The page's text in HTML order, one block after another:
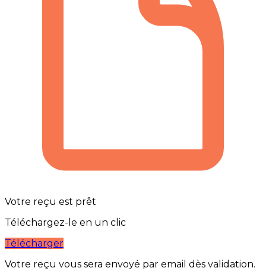
Votre reçu est prêt
Téléchargez-le en un clic
Télécharger
Votre reçu vous sera envoyé par email dès validation.